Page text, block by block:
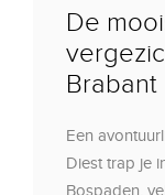
De
Brabant
Een
Diest trap je
Bospaden,